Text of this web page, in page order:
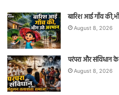
बारिश आई गाँव
August 8, 2026
परंपरा और संविधान
August 8, 2026